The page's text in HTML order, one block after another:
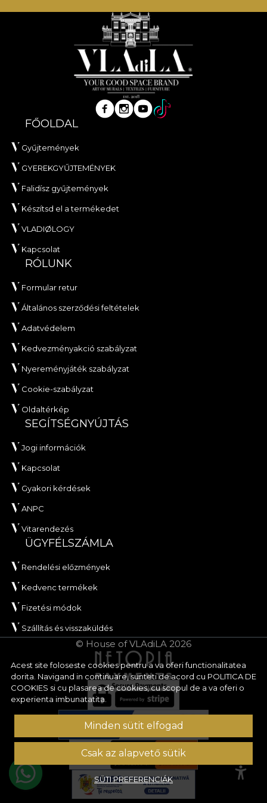
Acest site foloseste cookies pentru a va oferi functionalitatea
dorita. Navigand in continuare, sunteti de acord cu POLITICA DE
COOKIES si cu plasarea de cookies, cu scopul de a va oferi o
experienta imbunatatita.
Minden sütit elfogad
Csak az alapvető sütik
SÜTI PREFERENCIÁK
FŐOLDAL
Gyűjtemények
GYEREKGYŰJTEMÉNYEK
Falidísz gyűjtemények
Készítsd el a termékedet
VLADIØLOGY
Kapcsolat
RÓLUNK
Formular retur
Általános szerződési feltételek
Adatvédelem
Kedvezményakció szabályzat
Nyereményjáték szabályzat
Cookie-szabályzat
Oldaltérkép
SEGÍTSÉGNYÚJTÁS
Jogi információk
Kapcsolat
Gyakori kérdések
ANPC
Vitarendezés
ÜGYFÉLSZÁMLA
Rendelési előzmények
Kedvenc termékek
Fizetési módok
Szállítás és visszaküldés
© House of VLAdiLA 2026